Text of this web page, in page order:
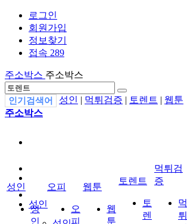
로그인
회원가입
정보찾기
접속 289
주소박스 주소박스
인기검색어 성인 | 먹튀검증 | 토렌트 | 웹툰
주소박스
성인
성인
성
인
오피
오
피
웹툰
웹
툰
토렌트
토
렌
먹튀검
증
먹
튀